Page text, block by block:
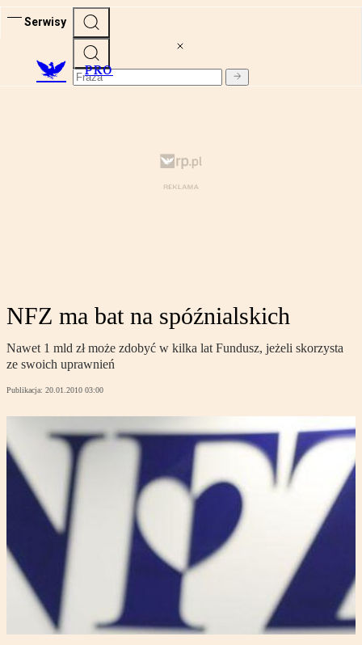
Serwisy
PRO
NFZ ma bat na spóźnialskich
Nawet 1 mld zł może zdobyć w kilka lat Fundusz, jeżeli skorzysta
ze swoich uprawnień
Publikacja: 20.01.2010 03:00